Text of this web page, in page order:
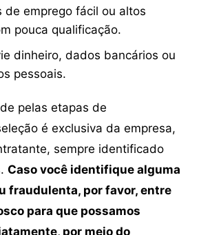
de emprego fácil ou altos
pouca qualificação.
dinheiro, dados bancários ou
pessoais.
pelas etapas de
é exclusiva da empresa,
sempre identificado
Caso você identifique alguma
fraudulenta, por favor, entre
para que possamos
por meio do